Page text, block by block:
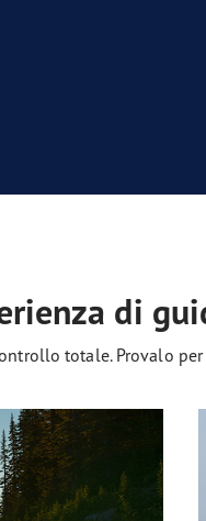
di
totale. Provalo per